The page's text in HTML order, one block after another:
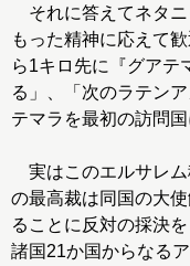
それに答えてネタニ
もった精神に応えて
ら1キロ先に『グアテ
る」、「次のラテン
テマラを最初の訪問
実はこのエルサレム
の最高裁は同国の大
ることに反対の採決
諸国21か国からなる